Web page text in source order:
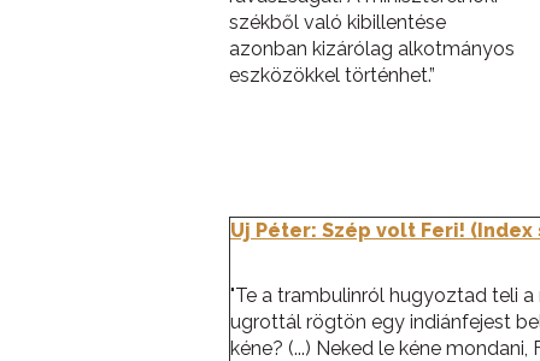
székből való kibillentése
azonban kizárólag alkotmányos
eszközökkel történhet.”
Uj Péter: Szép volt Feri!
"Te a trambulinról hugyoztad teli a
ugrottál rögtön egy indiánfejest
kéne? (...) Neked le kéne mondani,